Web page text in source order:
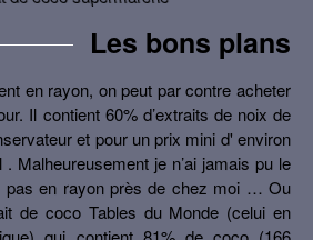
Les bons plans
en rayon, on peut par contre acheter
Il contient 60% d’extraits de noix de
et pour un prix mini d' environ
Malheureusement je n’ai jamais pu le
pas en rayon près de chez moi … Ou
de coco Tables du Monde (celui en